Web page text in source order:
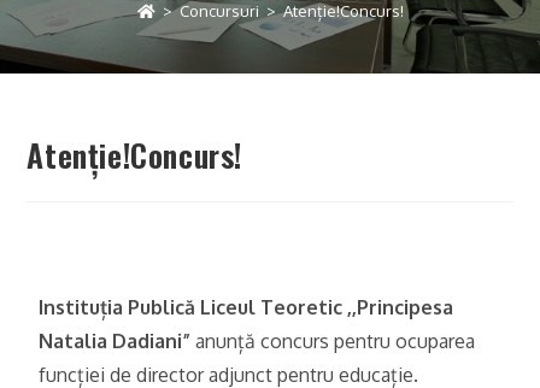
> Concursuri > Atenție!Concurs!
Atenție!Concurs!
Instituția Publică Liceul Teoretic ,,Principesa
Natalia Dadiani” anunță concurs pentru ocuparea
funcției de director adjunct pentru educație.